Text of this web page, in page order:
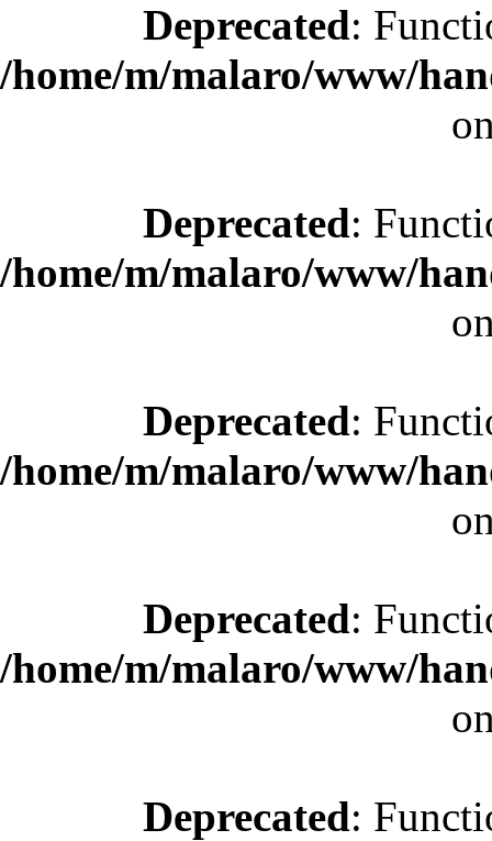
Deprecated:
/home/m/malaro/www/
Deprecated:
/home/m/malaro/www/
Deprecated:
/home/m/malaro/www/
Deprecated:
/home/m/malaro/www/
Deprecated: